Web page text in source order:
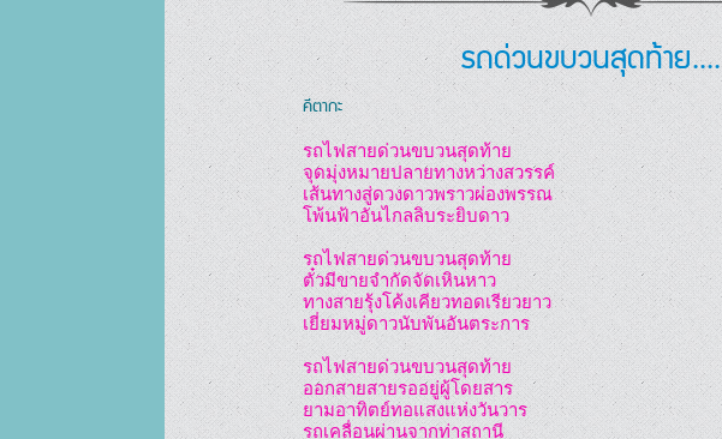
รถด่วนขบวนสุดท้าย....
คีตากะ
รถไฟสายด่วนขบวนสุดท้าย
จุดมุ่งหมายปลายทางหว่างสวรรค์
เส้นทางสู่ดวงดาวพราวผ่องพรรณ
โพ้นฟ้าอันไกลลิบระยิบดาว
รถไฟสายด่วนขบวนสุดท้าย
ตั๋วมีขายจำกัดจัดเหินหาว
ทางสายรุ้งโค้งเคียวทอดเรียวยาว
เยี่ยมหมู่ดาวนับพันอันตระการ
รถไฟสายด่วนขบวนสุดท้าย
ออกสายสายรออยู่ผู้โดยสาร
ยามอาทิตย์ทอแสงแห่งวันวาร
รถเคลื่อนผ่านจากท่าสถานี